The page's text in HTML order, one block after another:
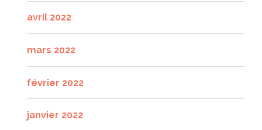
avril 2022
mars 2022
février 2022
janvier 2022